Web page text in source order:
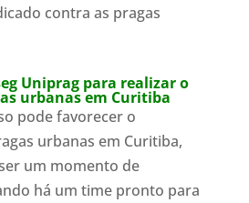
contra as pragas
Uniprag para realizar o
urbanas em Curitiba
pode favorecer o
urbanas em Curitiba,
um momento de
há um time pronto para